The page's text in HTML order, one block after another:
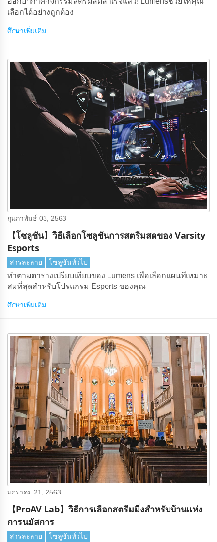
เลือกได้อย่างถูกต้อง
ศึกษาเพิ่มเติม
กุมภาพันธ์ 03, 2563
【โซลูชัน】วิธีเลือกโซลูชันการสตรีมสดของ Varsity
Esports
สารละลาย โซลูชันทั่วไป
ทําตามตารางเปรียบเทียบของ Lumens เพื่อเลือกแผนที่เหมาะ
สมที่สุดสําหรับโปรแกรม Esports ของคุณ
ศึกษาเพิ่มเติม
มกราคม 21, 2563
【ProAV Lab】วิธีการเลือกสตรีมมิ่งสําหรับบ้านแห่ง
การนมัสการ
สารละลาย โซลูชันทั่วไป